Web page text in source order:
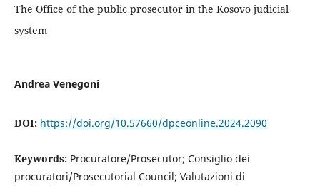
The Office of the public prosecutor in the Kosovo judicial
system
Andrea Venegoni
DOI: https://doi.org/10.57660/dpceonline.2024.2090
Keywords: Procuratore/Prosecutor; Consiglio dei
procuratori/Prosecutorial Council; Valutazioni di